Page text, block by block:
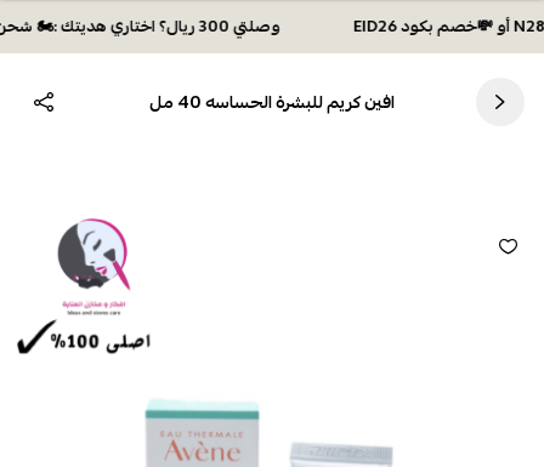
وصلتي 300 ريال؟ اختاري هديتك :🏍 شحن مجاني بكود N28 أو 💸خصم بكود EID26
افين كريم للبشرة الحساسه 40 مل